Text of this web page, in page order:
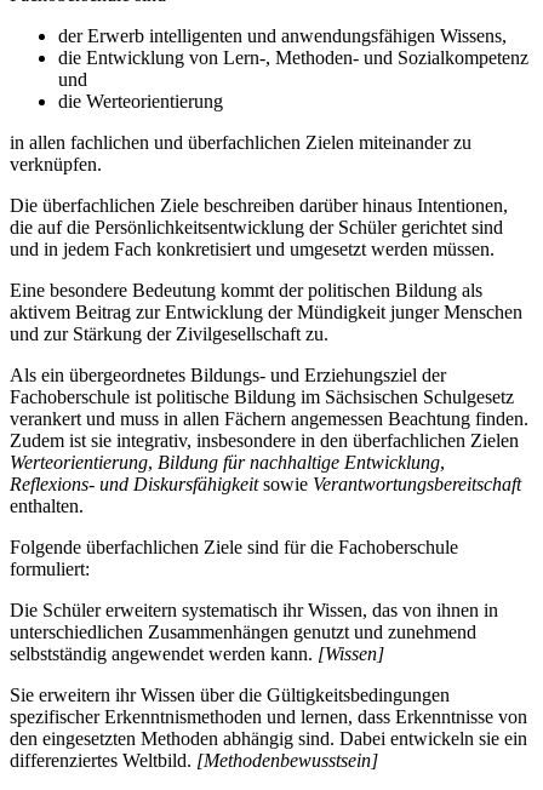
der Erwerb intelligenten und anwendungsfähigen Wissens,
die Entwicklung von Lern-, Methoden- und Sozialkompetenz
und
die Werteorientierung
in allen fachlichen und überfachlichen Zielen miteinander zu
verknüpfen.
Die überfachlichen Ziele beschreiben darüber hinaus Intentionen,
die auf die Persönlichkeitsentwicklung der Schüler gerichtet sind
und in jedem Fach konkretisiert und umgesetzt werden müssen.
Eine besondere Bedeutung kommt der politischen Bildung als
aktivem Beitrag zur Entwicklung der Mündigkeit junger Menschen
und zur Stärkung der Zivilgesellschaft zu.
Als ein übergeordnetes Bildungs- und Erziehungsziel der
Fachoberschule ist politische Bildung im Sächsischen Schulgesetz
verankert und muss in allen Fächern angemessen Beachtung finden.
Zudem ist sie integrativ, insbesondere in den überfachlichen Zielen
Werteorientierung, Bildung für nachhaltige Entwicklung,
Reflexions- und Diskursfähigkeitsowie Verantwortungsbereitschaft
enthalten.
Folgende überfachlichen Ziele sind für die Fachoberschule
formuliert:
Die Schüler erweitern systematisch ihr Wissen, das von ihnen in
unterschiedlichen Zusammenhängen genutzt und zunehmend
selbstständig angewendet werden kann. [Wissen]
Sie erweitern ihr Wissen über die Gültigkeitsbedingungen
spezifischer Erkenntnismethoden und lernen, dass Erkenntnisse von
den eingesetzten Methoden abhängig sind. Dabei entwickeln sie ein
differenziertes Weltbild. [Methodenbewusstsein]